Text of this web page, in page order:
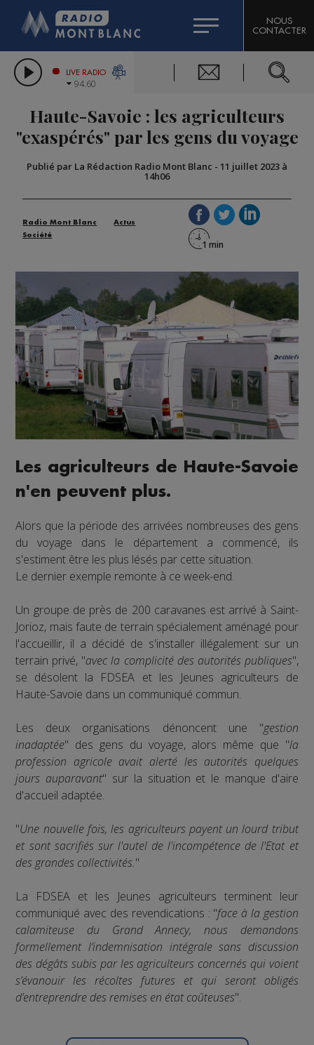
LES CHRONIQUES DE L'EXPERT
CITIZEN MACHINERY
GRAND MASSIF DOMAINES SKIABLES
BIGARD
COMPAGNIE DU MONT-BLANC
NOUS
CONTACTER
LIVE RADIO
94.60
Haute-Savoie : les agriculteurs
"exaspérés" par les gens du voyage
Publié par La Rédaction Radio Mont Blanc - 11 juillet 2023 à
14h06
Radio Mont Blanc
Actus
Société
Les agriculteurs de Haute-Savoie
n'en peuvent plus.
Alors que la période des arrivées nombreuses des gens
du voyage dans le département a commencé, ils
s'estiment être les plus lésés par cette situation.
Le dernier exemple remonte à ce week-end.
Un groupe de près de 200 caravanes est arrivé à Saint-
Jorioz, mais faute de terrain spécialement aménagé pour
l'accueillir, il a décidé de s'installer illégalement sur un
terrain privé, "avec la complicité des autorités publiques",
se désolent la FDSEA et les Jeunes agriculteurs de
Haute-Savoie dans un communiqué commun.
Les deux organisations dénoncent une "gestion
inadaptée" des gens du voyage, alors même que "la
profession agricole avait alerté les autorités quelques
jours auparavant" sur la situation et le manque d'aire
d'accueil adaptée.
"Une nouvelle fois, les agriculteurs payent un lourd tribut
et sont sacrifiés sur l'autel de l'incompétence de l'Etat et
des grandes collectivités."
La FDSEA et les Jeunes agriculteurs terminent leur
communiqué avec des revendications : "face à la gestion
calamiteuse du Grand Annecy, nous demandons
formellement l’indemnisation intégrale sans discussion
des dégâts subis par les agriculteurs concernés qui voient
s’évanouir les récoltes futures et qui seront obligés
d’entreprendre des remises en état coûteuses".